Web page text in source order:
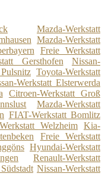
Mazda-Werkstatt
Mazda-Werkstatt
Freie Werkstatt
Gersthofen
Nissan-
Toyota-Werkstatt
Werkstatt Elsterwerda
Citroen-Werkstatt Groß
Mazda-Werkstatt
FIAT-Werkstatt Bomlitz
Welzheim Kia-
Freie Werkstatt
Hyundai-Werkstatt
Renault-Werkstatt
Nissan-Werkstatt